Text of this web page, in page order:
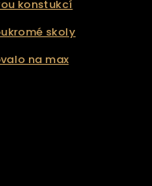
konstukcí
skoly
na max